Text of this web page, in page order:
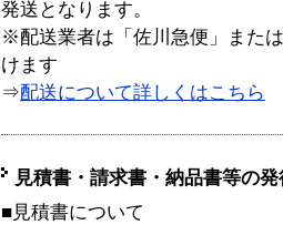
発送となります。
※配送業者は「佐川急便」また
けます
⇒配送について詳しくはこちら
見積書・請求書・納品書等の
■見積書について